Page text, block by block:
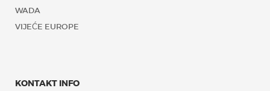
WADA
VIJEĆE EUROPE
KONTAKT INFO